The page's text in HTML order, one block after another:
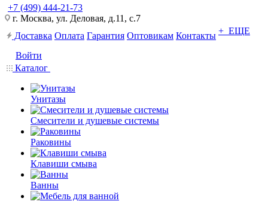
+7 (499) 444-21-73
г. Москва, ул. Деловая, д.11, с.7
Доставка Оплата Гарантия Оптовикам Контакты + ЕЩЕ
Войти
Каталог
Унитазы
Смесители и душевые системы
Раковины
Клавиши смыва
Ванны